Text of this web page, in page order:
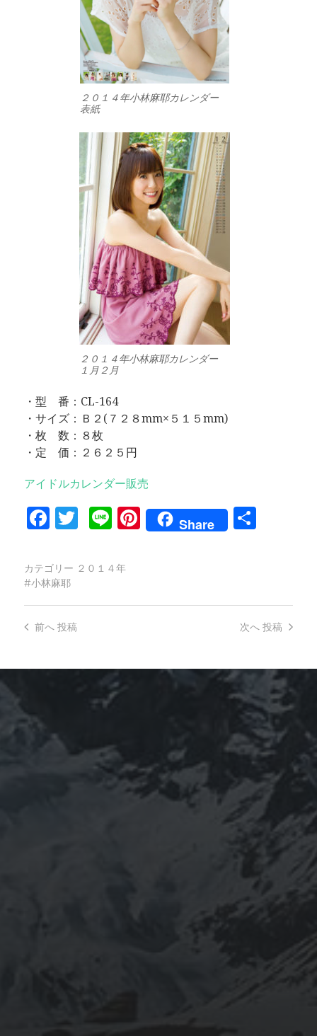
２０１４年小林麻耶カレンダー
表紙
２０１４年小林麻耶カレンダー
１月２月
・型 番：CL-164
・サイズ：Ｂ２(７２８mm×５１５mm)
・枚 数：８枚
・定 価：２６２５円
アイドルカレンダー販売
Facebook
Twitter
LinePinterest
Share
共
カテゴリー ２０１４年
小林麻耶
次へ 投稿
前へ投稿